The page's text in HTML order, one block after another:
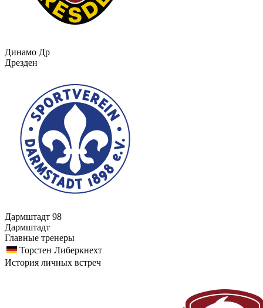
Динамо Др
Дрезден
Дармштадт 98
Дармштадт
Главные тренеры
Торстен Либеркнехт
История личных встреч